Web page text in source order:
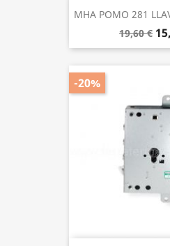
MHA POMO 281
19,60 €
-20%